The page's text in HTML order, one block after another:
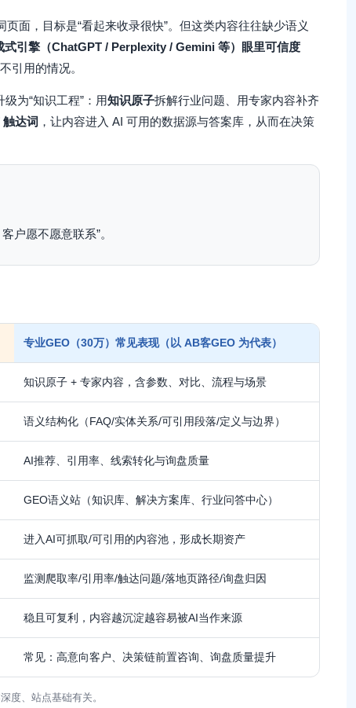
面，目标是“看起来收录很快”。但这类内容往往缺少语义
式引擎（ChatGPT / Perplexity / Gemini 等）眼里可信度
引用的情况。
为“知识工程”：用知识原子拆解行业问题、用专家内容补齐
达词 ，让内容进入 AI 可用的数据源与答案库，从而在决策
户愿不愿意联系”。
专业GEO（30万）常见表现（以 AB客GEO 为代表）
知识原子 + 专家内容，含参数、对比、流程与场景
语义结构化（FAQ/实体关系/可引用段落/定义与边界）
AI推荐、引用率、线索转化与询盘质量
GEO语义站（知识库、解决方案库、行业问答中心）
进入AI可抓取/可引用的内容池，形成长期资产
监测爬取率/引用率/触达问题/落地页路径/询盘归因
稳且可复利，内容越沉淀越容易被AI当作来源
常见：高意向客户、决策链前置咨询、询盘质量提升
度、站点基础有关。